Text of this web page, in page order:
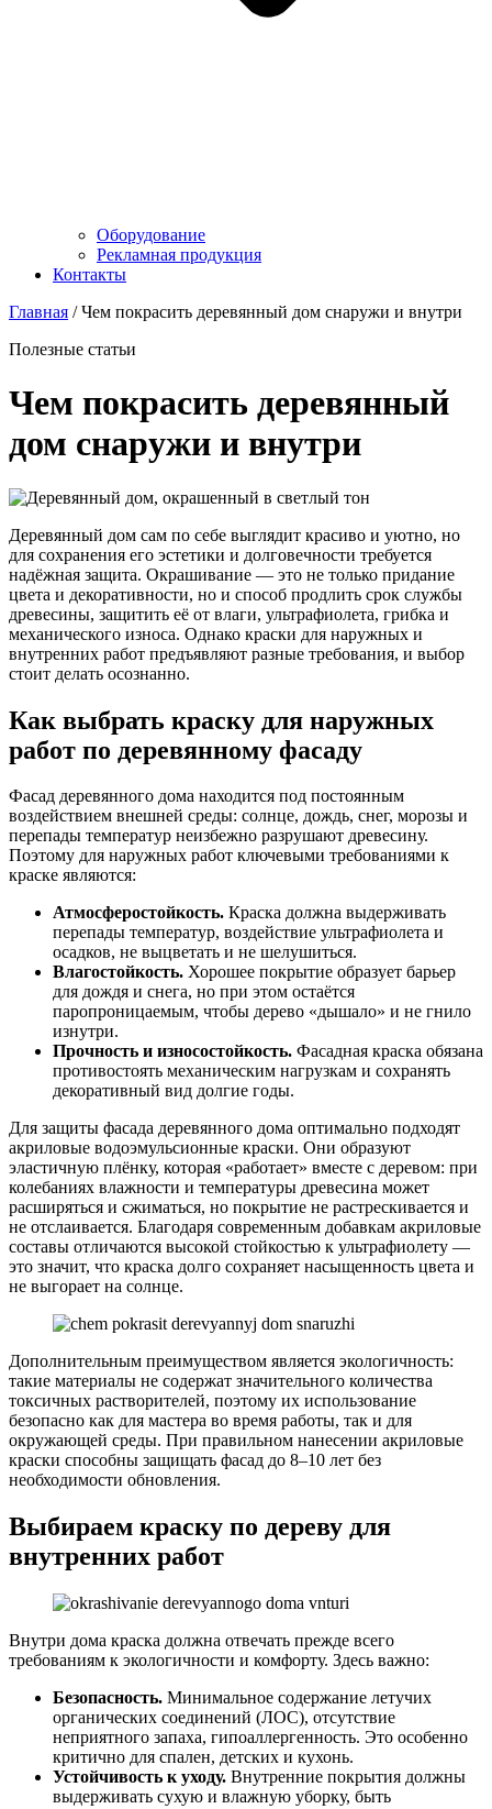
Оборудование
Рекламная продукция
Контакты
Главная /Чем покрасить деревянный дом снаружи и внутри
Полезные статьи
Чем покрасить деревянный
дом снаружи и внутри
Деревянный дом сам по себе выглядит красиво и уютно, но
для сохранения его эстетики и долговечности требуется
надёжная защита. Окрашивание — это не только придание
цвета и декоративности, но и способ продлить срок службы
древесины, защитить её от влаги, ультрафиолета, грибка и
механического износа. Однако краски для наружных и
внутренних работ предъявляют разные требования, и выбор
стоит делать осознанно.
Как выбрать краску для наружных
работ по деревянному фасаду
Фасад деревянного дома находится под постоянным
воздействием внешней среды: солнце, дождь, снег, морозы и
перепады температур неизбежно разрушают древесину.
Поэтому для наружных работ ключевыми требованиями к
краске являются:
Атмосферостойкость. Краска должна выдерживать
перепады температур, воздействие ультрафиолета и
осадков, не выцветать и не шелушиться.
Влагостойкость. Хорошее покрытие образует барьер
для дождя и снега, но при этом остаётся
паропроницаемым, чтобы дерево «дышало» и не гнило
изнутри.
Прочность и износостойкость. Фасадная краска обязана
противостоять механическим нагрузкам и сохранять
декоративный вид долгие годы.
Для защиты фасада деревянного дома оптимально подходят
акриловые водоэмульсионные краски. Они образуют
эластичную плёнку, которая «работает» вместе с деревом: при
колебаниях влажности и температуры древесина может
расширяться и сжиматься, но покрытие не растрескивается и
не отслаивается. Благодаря современным добавкам акриловые
составы отличаются высокой стойкостью к ультрафиолету —
это значит, что краска долго сохраняет насыщенность цвета и
не выгорает на солнце.
Дополнительным преимуществом является экологичность:
такие материалы не содержат значительного количества
токсичных растворителей, поэтому их использование
безопасно как для мастера во время работы, так и для
окружающей среды. При правильном нанесении акриловые
краски способны защищать фасад до 8–10 лет без
необходимости обновления.
Выбираем краску по дереву для
внутренних работ
Внутри дома краска должна отвечать прежде всего
требованиям к экологичности и комфорту. Здесь важно:
Безопасность. Минимальное содержание летучих
органических соединений (ЛОС), отсутствие
неприятного запаха, гипоаллергенность. Это особенно
критично для спален, детских и кухонь.
Устойчивость к уходу. Внутренние покрытия должны
выдерживать сухую и влажную уборку, быть